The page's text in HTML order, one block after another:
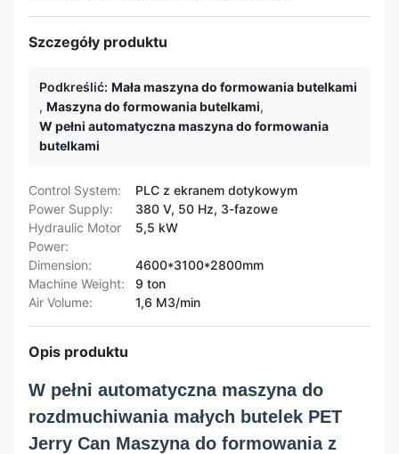
Szczegóły produktu
Podkreślić: Mała maszyna do formowania butelkami
, Maszyna do formowania butelkami,
W pełni automatyczna maszyna do formowania
butelkami
Control System:
PLC z ekranem dotykowym
Power Supply:
380 V, 50 Hz, 3-fazowe
Hydraulic Motor
Power:
5,5 kW
Dimension:
4600*3100*2800mm
Machine Weight:
9 ton
Air Volume:
1,6 M3/min
Opis produktu
W pełni automatyczna maszyna do
rozdmuchiwania małych butelek PET
Jerry Can Maszyna do formowania z